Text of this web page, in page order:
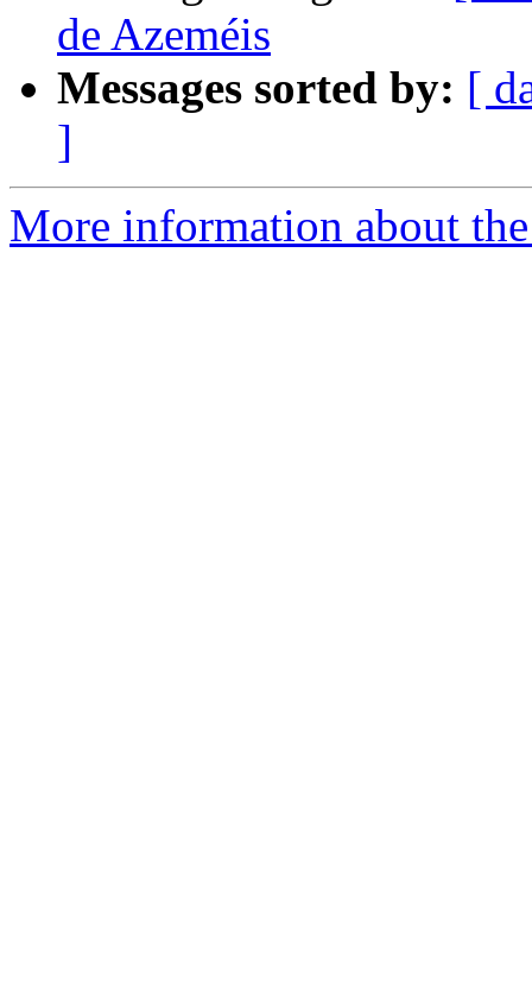
de Azeméis
Messages sorted by: [
]
More information about